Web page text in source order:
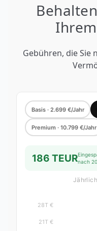
Gebühren, die Sie
Basis · 2.699 €/Jahr
Premium · 10.799 €/Jahr
186 TEURnach